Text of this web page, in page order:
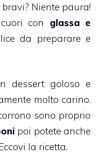
Niente paura!
cuori con glassa e
da preparare e
dessert goloso e
molto carino.
sono proprio
poi potete anche
la ricetta.